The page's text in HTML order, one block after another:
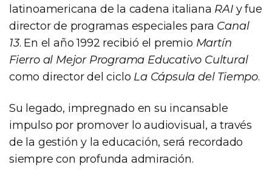
latinoamericana de la cadena italiana RAIy fue
director de programas especiales para Canal
13. En el año 1992 recibió el premio Martín
Fierro al Mejor Programa Educativo Cultural
como director del ciclo La Cápsula del Tiempo.
Su legado, impregnado en su incansable
impulso por promover lo audiovisual, a través
de la gestión y la educación, será recordado
siempre con profunda admiración.